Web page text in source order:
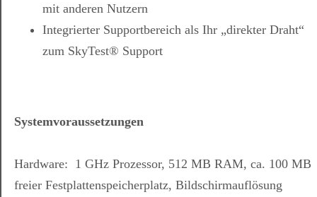
mit anderen Nutzern
Integrierter Supportbereich als Ihr „direkter Draht“
zum SkyTest® Support
Systemvoraussetzungen
Hardware: 1 GHz Prozessor, 512 MB RAM, ca. 100 MB
freier Festplattenspeicherplatz, Bildschirmauflösung